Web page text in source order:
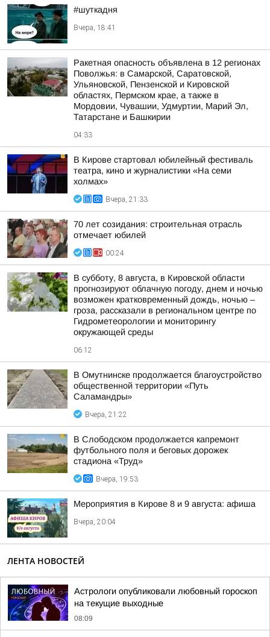
#шуткадня
Вчера, 18:41
Ракетная опасность объявлена в 12 регионах
Поволжья: в Самарской, Саратовской,
Ульяновской, Пензенской и Кировской
областях, Пермском крае, а также в
Мордовии, Чувашии, Удмуртии, Марий Эл,
Татарстане и Башкирии
04:33
В Кирове стартовал юбилейный фестиваль
театра, кино и журналистики «На семи
холмах»
Вчера, 21:33
70 лет созидания: строительная отрасль
отмечает юбилей
00:24
В субботу, 8 августа, в Кировской области
прогнозируют облачную погоду, днем и ночью
возможен кратковременный дождь, ночью –
гроза, рассказали в региональном центре по
Гидрометеорологии и мониторингу
окружающей среды
06:12
В Омутнинске продолжается благоустройство
общественной территории «Путь
Саламандры»
Вчера, 21:22
В Слободском продолжается капремонт
футбольного поля и беговых дорожек
стадиона «Труд»
Вчера, 19:53
Мероприятия в Кирове 8 и 9 августа: афиша
Вчера, 20:04
ЛЕНТА НОВОСТЕЙ
Астрологи опубликовали любовный гороскоп
на текущие выходные
08:09